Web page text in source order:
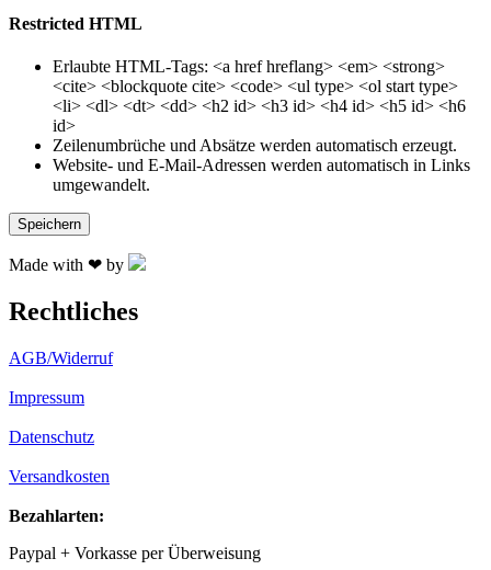
Restricted HTML
Erlaubte HTML-Tags: <a href hreflang> <em> <strong>
<cite> <blockquote cite> <code> <ul type> <ol start type>
<li> <dl> <dt> <dd> <h2 id> <h3 id> <h4 id> <h5 id> <h6
id>
Zeilenumbrüche und Absätze werden automatisch erzeugt.
Website- und E-Mail-Adressen werden automatisch in Links
umgewandelt.
Made with ❤ by
Rechtliches
AGB/Widerruf
Impressum
Datenschutz
Versandkosten
Bezahlarten:
Paypal + Vorkasse per Überweisung